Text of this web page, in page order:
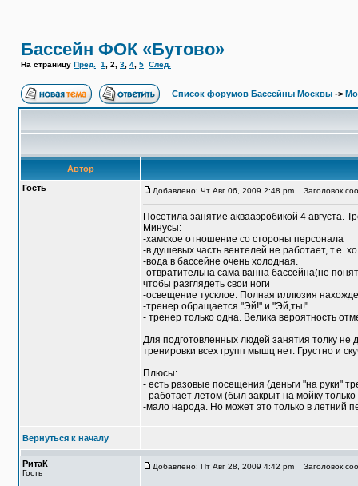
Бассейн ФОК «Бутово»
На страницу Пред. 1 2 3 4 5 След.
Список форумов Бассейны Москвы ->
Автор
Гость
Добавлено: Чт Авг 06, 2009 2:48 pm Заголовок
Посетила занятие аквааэробикой 4 августа.
Минусы:
-хамское отношение со стороны персонала
-в душевых часть вентелей не работает, т.е.
-вода в бассейне очень холодная.
-отвратительна сама ванна бассейна(не
чтобы разглядеть свои ноги
-освещение тусклое. Полная иллюзия
-тренер обращается "Эй!" и "Эй,ты!".
- тренер только одна. Велика вероятность
Для подготовленных людей занятия толку не
тренировки всех групп мышц нет. Грустно и
Плюсы:
- есть разовые посещения (деньги "на руки"
- работает летом (был закрыт на мойку
-мало народа. Но может это только в летний
Вернуться к началу
РитаК
Гость
Добавлено: Пт Авг 28, 2009 4:42 pm Заголовок